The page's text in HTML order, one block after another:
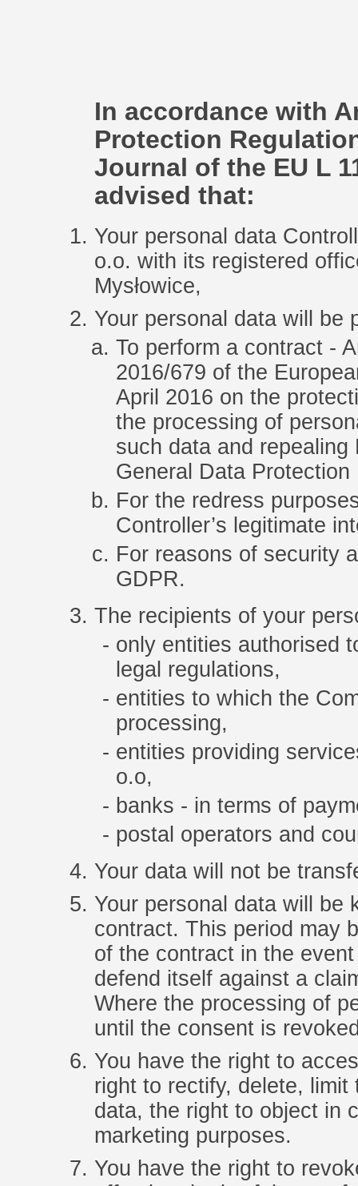
In accordance with
Protection
Journal of the EU L
advised that:
Your personal data
o.o. with its registered
Mysłowice,
Your personal data will be
To perform a contract -
2016/679 of the
April 2016 on the
the processing of
such data and
General Data Protection
For the redress
Controller’s legitimate
For reasons of security
GDPR.
The recipients of your
only entities authorised
legal regulations,
entities to which the
processing,
entities providing
o.o,
banks - in terms of
postal operators and
Your data will not be
Your personal data will be
contract. This period may
of the contract in the
defend itself against a
Where the processing of
until the consent is
You have the right to
right to rectify, delete,
data, the right to object in
marketing purposes.
You have the right to